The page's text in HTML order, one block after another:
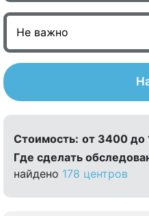
Стоимость: от 3400 до
Где сделать
найдено 178 центров